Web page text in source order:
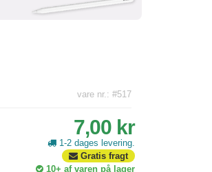
vare nr.: #517
7,00 kr
1-2 dages levering.
Gratis fragt
10+ af varen på lager